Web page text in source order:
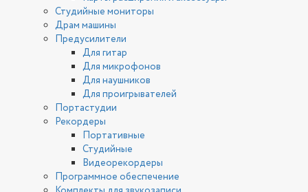
Студийные мониторы
Драм машины
Предусилители
Для гитар
Для микрофонов
Для наушников
Для проигрывателей
Портастудии
Рекордеры
Портативные
Студийные
Видеорекордеры
Программное обеспечение